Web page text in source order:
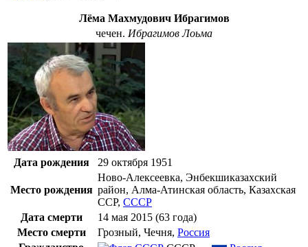
Лёма Махмудович Ибрагимов
чечен. Ибрагимов Лоьма
Дата рождения 29 октября 1951
Место рождения
Ново-Алексеевка, Энбекшиказахский
район, Алма-Атинская область, Казахская
ССР, СССР
Дата смерти
14 мая 2015 (63 года)
Место смерти
Грозный, Чечня, Россия